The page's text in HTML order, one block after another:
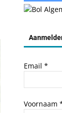
Email *
Voornaam